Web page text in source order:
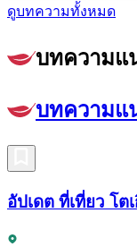
ดูบทความทั้งหมด
บทความแ
บทความแ
อัปเดต ที่เที่ยว โต